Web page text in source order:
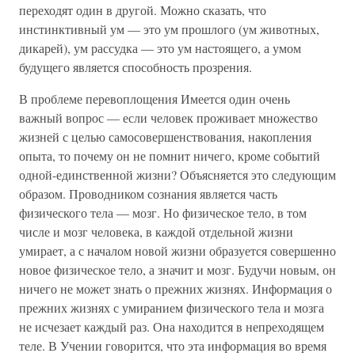
переходят один в другой. Можно сказать, что
инстинктивный ум — это ум прошлого (ум животных,
дикарей), ум рассудка — это ум настоящего, а умом
будущего является способность прозрения.
В проблеме перевоплощения Имеется один очень
важный вопрос — если человек проживает множество
жизней с целью самосовершенствования, накопления
опыта, то почему он не помнит ничего, кроме событий
одной-единственной жизни? Объясняется это следующим
образом. Проводником сознания является часть
физического тела — мозг. Но физическое тело, в том
числе и мозг человека, в каждой отдельной жизни
умирает, а с началом новой жизни образуется совершенно
новое физическое тело, а значит и мозг. Будучи новым, он
ничего не может знать о прежних жизнях. Информация о
прежних жизнях с умиранием физического тела и мозга
не исчезает каждый раз. Она находится в непреходящем
теле. В Учении говорится, что эта информация во время